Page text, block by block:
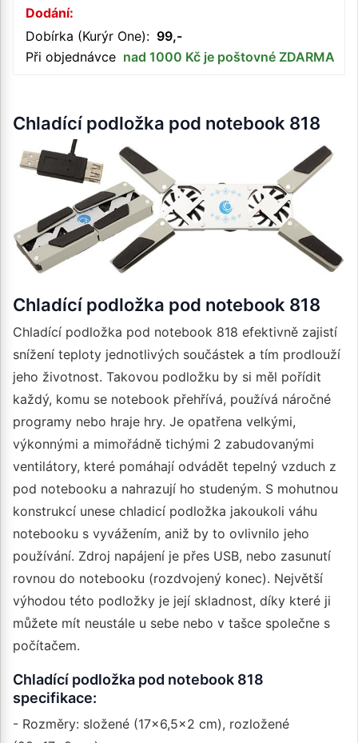
Dodání:
Dobírka (Kurýr One): 99,-
Při objednávce nad 1000 Kč je poštovné ZDARMA
Chladící podložka pod notebook 818
Chladící podložka pod notebook 818
Chladící podložka pod notebook 818 efektivně zajistí
snížení teploty jednotlivých součástek a tím prodlouží
jeho životnost. Takovou podložku by si měl pořídit
každý, komu se notebook přehřívá, používá náročné
programy nebo hraje hry. Je opatřena velkými,
výkonnými a mimořádně tichými 2 zabudovanými
ventilátory, které pomáhají odvádět tepelný vzduch z
pod notebooku a nahrazují ho studeným. S mohutnou
konstrukcí unese chladicí podložka jakoukoli váhu
notebooku s vyvážením, aniž by to ovlivnilo jeho
používání. Zdroj napájení je přes USB, nebo zasunutí
rovnou do notebooku (rozdvojený konec). Největší
výhodou této podložky je její skladnost, díky které ji
můžete mít neustále u sebe nebo v tašce společne s
počítačem.
Chladící podložka pod notebook 818
specifikace:
- Rozměry: složené (17x6,5x2 cm), rozložené